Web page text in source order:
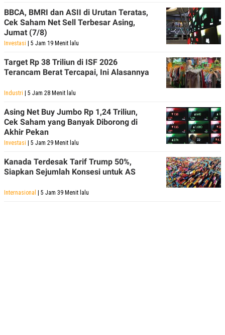
BBCA, BMRI dan ASII di Urutan Teratas,
Cek Saham Net Sell Terbesar Asing,
Jumat (7/8)
Investasi | 5 Jam 19 Menit lalu
Target Rp 38 Triliun di ISF 2026
Terancam Berat Tercapai, Ini Alasannya
Industri | 5 Jam 28 Menit lalu
Asing Net Buy Jumbo Rp 1,24 Triliun,
Cek Saham yang Banyak Diborong di
Akhir Pekan
Investasi | 5 Jam 29 Menit lalu
Kanada Terdesak Tarif Trump 50%,
Siapkan Sejumlah Konsesi untuk AS
Internasional | 5 Jam 39 Menit lalu